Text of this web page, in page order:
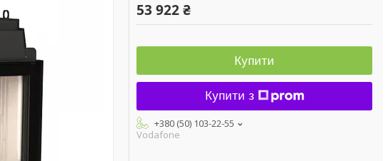
53 922 ₴
Купити
Купити з
+380 (50) 103-22-55
Vodafone